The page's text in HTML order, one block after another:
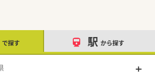
で探す 駅 から探す